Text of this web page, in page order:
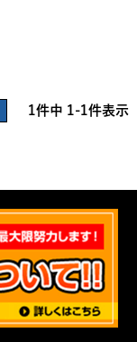
1件中 1 -1件表示